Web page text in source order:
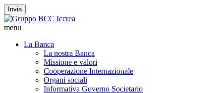
Invia
menu
La Banca
La nostra Banca
Missione e valori
Cooperazione Internazionale
Organi sociali
Informativa Governo Societario